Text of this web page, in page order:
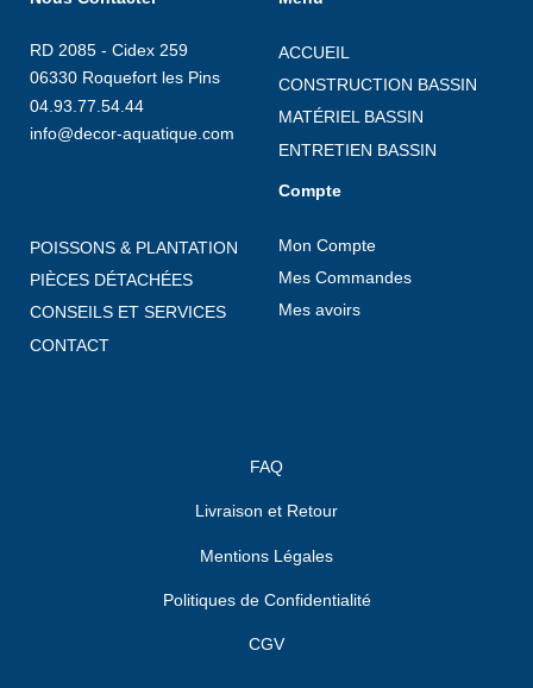
RD 2085 - Cidex 259
06330 Roquefort les Pins
04.93.77.54.44
info@decor-aquatique.com
ACCUEIL
CONSTRUCTION BASSIN
MATÉRIEL BASSIN
ENTRETIEN BASSIN
POISSONS & PLANTATION
PIÈCES DÉTACHÉES
CONSEILS ET SERVICES
CONTACT
Compte
Mon Compte
Mes Commandes
Mes avoirs
FAQ
Livraison et Retour
Mentions Légales
Politiques de Confidentialité
CGV